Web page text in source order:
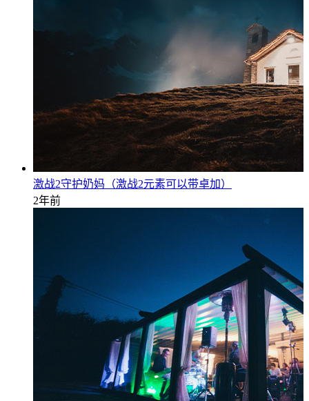
激战2守护奶妈（激战2元素可以带卓加）
2年前